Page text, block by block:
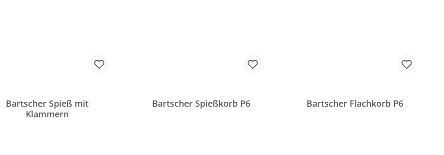
Bartscher Spieß mit
Klammern
Bartscher Spießkorb P6 Bartscher Flachkorb P6